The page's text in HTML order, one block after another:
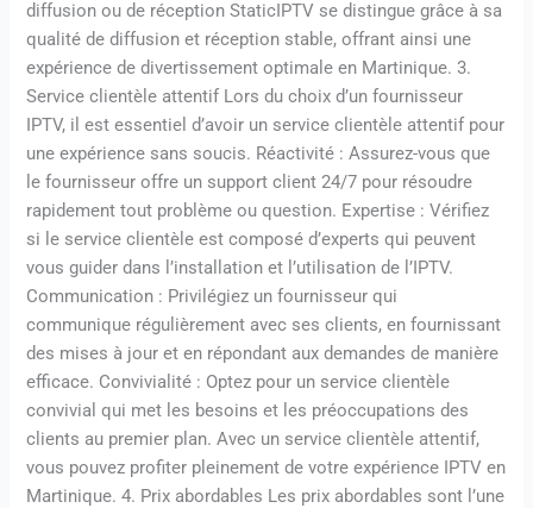
diffusion ou de réception StaticIPTV se distingue grâce à sa
qualité de diffusion et réception stable, offrant ainsi une
expérience de divertissement optimale en Martinique. 3.
Service clientèle attentif Lors du choix d’un fournisseur
IPTV, il est essentiel d’avoir un service clientèle attentif pour
une expérience sans soucis. Réactivité : Assurez-vous que
le fournisseur offre un support client 24/7 pour résoudre
rapidement tout problème ou question. Expertise : Vérifiez
si le service clientèle est composé d’experts qui peuvent
vous guider dans l’installation et l’utilisation de l’IPTV.
Communication : Privilégiez un fournisseur qui
communique régulièrement avec ses clients, en fournissant
des mises à jour et en répondant aux demandes de manière
efficace. Convivialité : Optez pour un service clientèle
convivial qui met les besoins et les préoccupations des
clients au premier plan. Avec un service clientèle attentif,
vous pouvez profiter pleinement de votre expérience IPTV en
Martinique. 4. Prix abordables Les prix abordables sont l’une